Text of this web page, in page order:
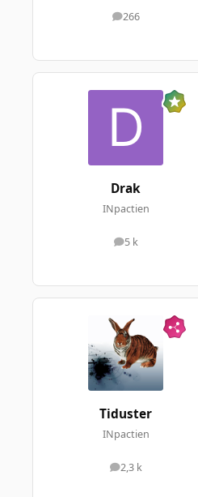
266
messages
Drak
INpactien
5 k
messages
Tiduster
INpactien
2,3 k
messages